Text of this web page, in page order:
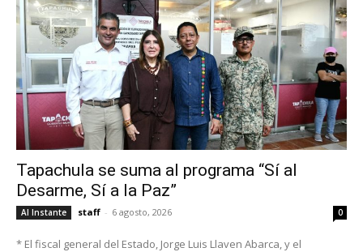
Tapachula se suma al programa “Sí al
Desarme, Sí a la Paz”
Al Instante staff - 6 agosto, 2026 0
* El fiscal general del Estado, Jorge Luis Llaven Abarca, y el